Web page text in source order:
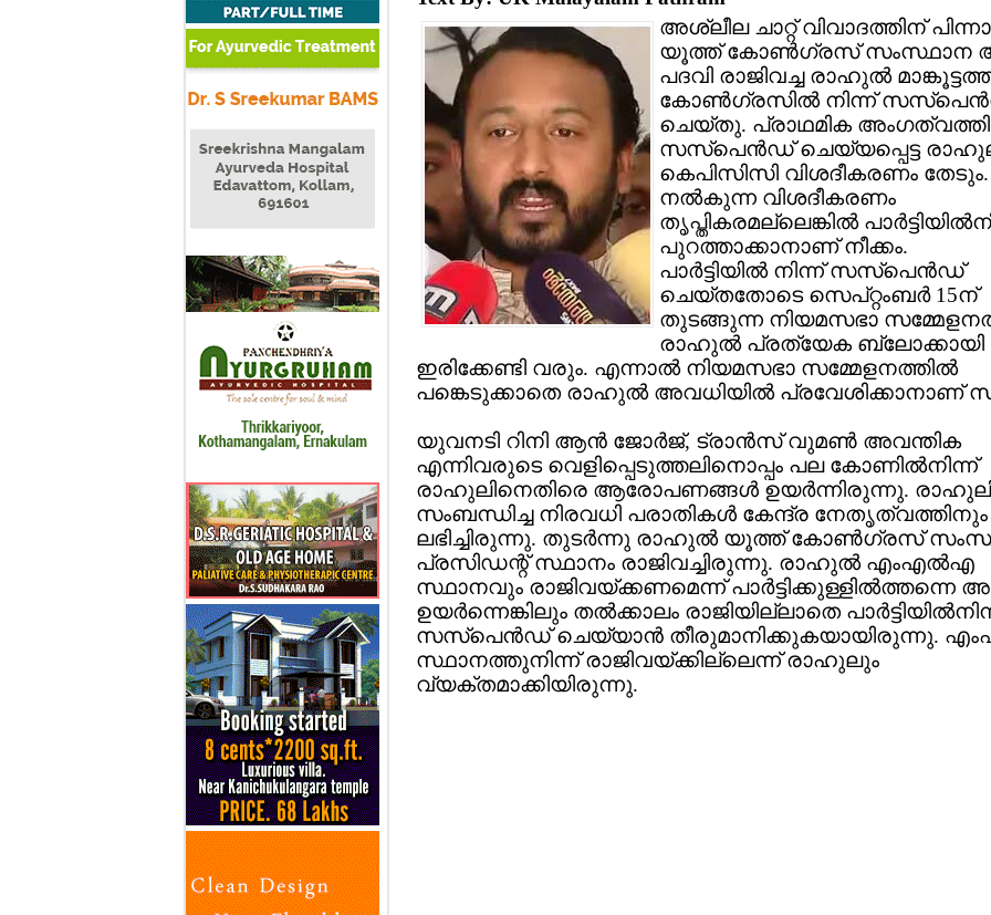
അശ്ലീല ചാറ്റ് വിവാദത്തിന്
യൂത്ത് കോണ്‍ഗ്രസ് സംസ്ഥാന
പദവി രാജിവച്ച രാഹുല്‍
കോണ്‍ഗ്രസില്‍ നിന്ന്
ചെയ്തു. പ്രാഥമിക
സസ്‌പെന്‍ഡ് ചെയ്യപ്പെട്ട
കെപിസിസി വിശദീകരണം
നല്‍കുന്ന വിശദീകരണം
തൃപ്തികരമല്ലെങ്കില്‍
പുറത്താക്കാനാണ് നീക്കം.
പാര്‍ട്ടിയില്‍ നിന്ന് സസ്‌പെന്‍ഡ്
ചെയ്തതോടെ സെപ്റ്റംബര്‍ 15ന്
തുടങ്ങുന്ന നിയമസഭാ
രാഹുല്‍ പ്രത്യേക ബ്ലോക്കായി
ഇരിക്കേണ്ടി വരും. എന്നാല്‍ നിയമസഭാ സമ്മേളനത്തില്‍
പങ്കെടുക്കാതെ രാഹുല്‍ അവധിയില്‍ പ്രവേശിക്കാനാണ്
യുവനടി റിനി ആന്‍ ജോര്‍ജ്, ട്രാന്‍സ് വുമണ്‍ അവന്തിക
എന്നിവരുടെ വെളിപ്പെടുത്തലിനൊപ്പം പല കോണില്‍നിന്ന്
രാഹുലിനെതിരെ ആരോപണങ്ങള്‍ ഉയര്‍ന്നിരുന്നു.
സംബന്ധിച്ച നിരവധി പരാതികള്‍ കേന്ദ്ര നേതൃത്വത്തിനും
ലഭിച്ചിരുന്നു. തുടര്‍ന്നു രാഹുല്‍ യൂത്ത് കോണ്‍ഗ്രസ്
പ്രസിഡന്റ് സ്ഥാനം രാജിവച്ചിരുന്നു. രാഹുല്‍ എംഎല്‍എ
സ്ഥാനവും രാജിവയ്ക്കണമെന്ന് പാര്‍ട്ടിക്കുള്ളില്‍ത്തന്നെ
ഉയര്‍ന്നെങ്കിലും തല്‍ക്കാലം രാജിയില്ലാതെ
സസ്‌പെന്‍ഡ് ചെയ്യാന്‍ തീരുമാനിക്കുകയായിരുന്നു.
സ്ഥാനത്തുനിന്ന് രാജിവയ്ക്കില്ലെന്ന് രാഹുലും
വ്യക്തമാക്കിയിരുന്നു.